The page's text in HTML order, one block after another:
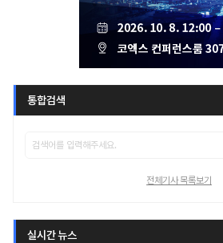
통합검색
전체기사 목록보기
실시간 뉴스